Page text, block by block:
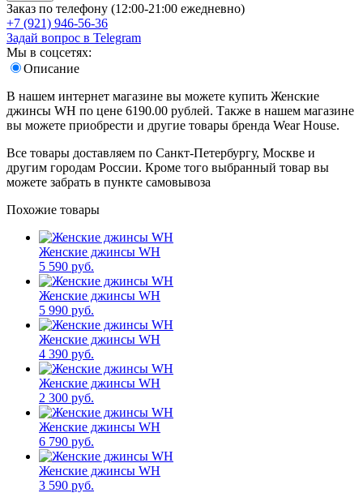
Заказ по телефону (12:00-21:00 ежедневно)
+7 (921) 946-56-36
Задай вопрос в Telegram
Мы в соцсетях:
Описание
В нашем интернет магазине вы можете купить Женские
джинсы WH по цене 6190.00 рублей. Также в нашем магазине
вы можете приобрести и другие товары бренда Wear House.
Все товары доставляем по Санкт-Петербургу, Москве и
другим городам России. Кроме того выбранный товар вы
можете забрать в пункте самовывоза
Похожие товары
Женские джинсы WH
5 590 руб.
Женские джинсы WH
5 990 руб.
Женские джинсы WH
4 390 руб.
Женские джинсы WH
2 300 руб.
Женские джинсы WH
6 790 руб.
Женские джинсы WH
3 590 руб.